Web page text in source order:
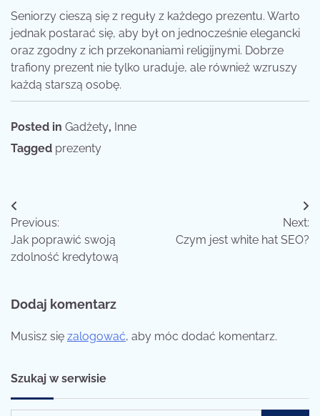
Seniorzy cieszą się z reguły z każdego prezentu. Warto
jednak postarać się, aby był on jednocześnie elegancki
oraz zgodny z ich przekonaniami religijnymi. Dobrze
trafiony prezent nie tylko uraduje, ale również wzruszy
każdą starszą osobę.
Posted in Gadżety, Inne
Tagged prezenty
Nawigacja
wpisu
Previous:
Jak poprawić swoją
zdolność kredytową
Next:
Czym jest white hat SEO?
Dodaj komentarz
Musisz się zalogować, aby móc dodać komentarz.
Szukaj w serwisie